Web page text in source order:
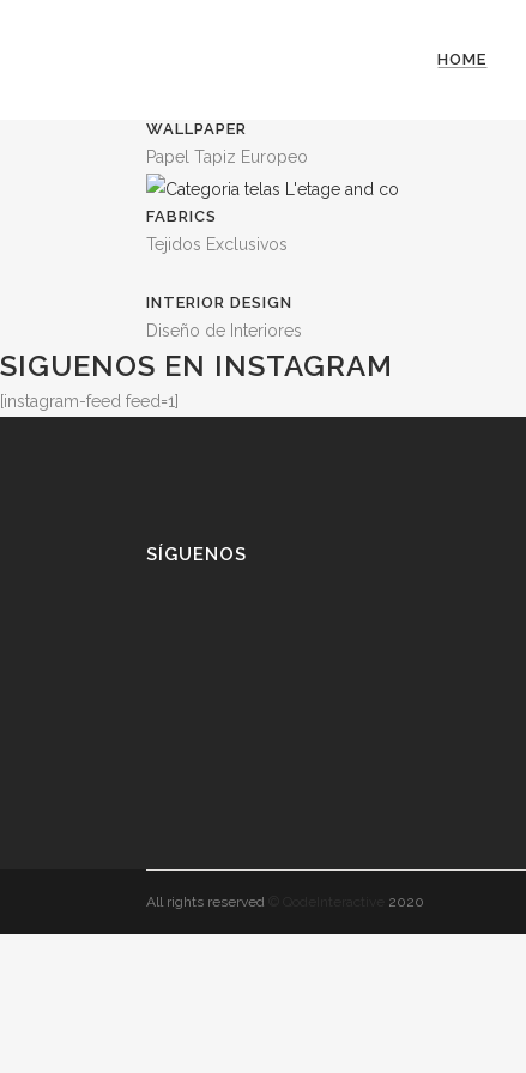
HOME
WALLPAPER
Papel Tapiz Europeo
FABRICS
Tejidos Exclusivos
INTERIOR DESIGN
Diseño de Interiores
SIGUENOS EN INSTAGRAM
[instagram-feed feed=1]
SÍGUENOS
All rights reserved 2020